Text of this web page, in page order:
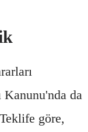
da
göre,